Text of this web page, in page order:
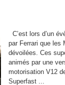
C’est lors d’un
par Ferrari que les
dévoilées. Ces
animés par une
motorisation V12
Superfast ...